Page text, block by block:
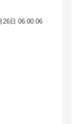
11時予約開
26日 06:00:06